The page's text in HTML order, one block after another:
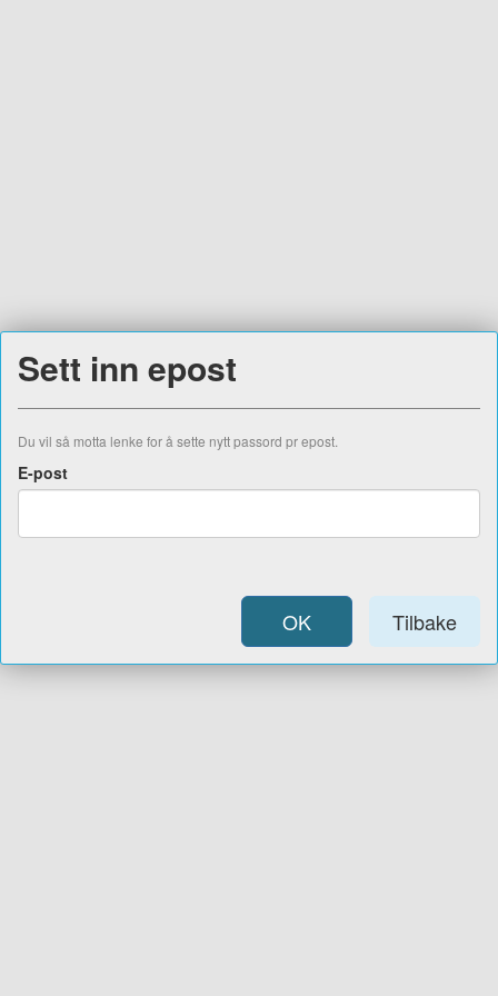
Sett inn epost
Du vil så motta lenke for å sette nytt passord pr epost.
E-post
OK Tilbake